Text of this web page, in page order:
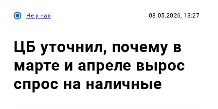
Не у нас 08.05.2026, 13:27
ЦБ уточнил, почему в
марте и апреле вырос
спрос на наличные